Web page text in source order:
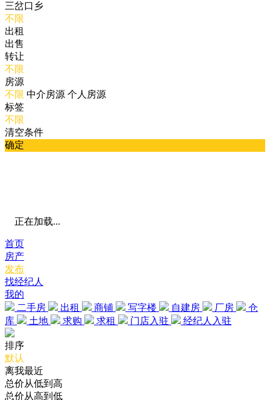
三岔口乡
不限
出租
出售
转让
不限
房源
不限 中介房源 个人房源
标签
不限
清空条件
确定
正在加载...
首页
房产
发布
找经纪人
我的
二手房
出租 商铺 写字楼 自建房 厂房
仓
库
土地 求购 求租 门店入驻 经纪人入驻
排序
默认
离我最近
总价从低到高
总价从高到低